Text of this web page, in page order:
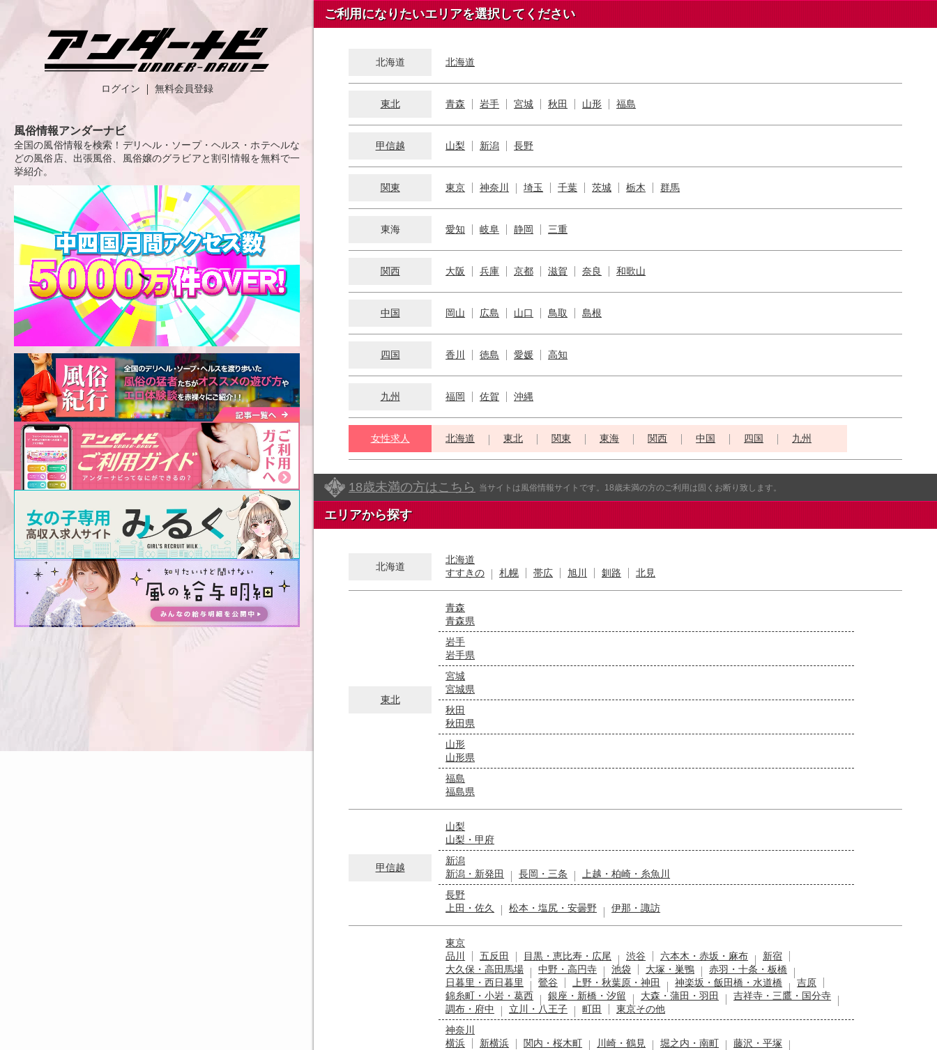
ログイン 無料会員登録
風俗情報アンダーナビ
全国の風俗情報を検索！デリヘル・ソープ・ヘルス・ホテヘルな
どの風俗店、出張風俗、風俗嬢のグラビアと割引情報を無料で一
挙紹介。
ご利用になりたいエリアを選択してください
北海道 北海道
東北 青森 岩手 宮城 秋田 山形 福島
甲信越 山梨 新潟 長野
関東 東京 神奈川 埼玉 千葉 茨城 栃木 群馬
東海 愛知 岐阜 静岡 三重
関西 大阪 兵庫 京都 滋賀 奈良 和歌山
中国 岡山 広島 山口 鳥取 島根
四国 香川 徳島 愛媛 高知
九州 福岡 佐賀 沖縄
女性求人 北海道 東北 関東 東海 関西 中国 四国 九州
18歳未満の方はこちら 当サイトは風俗情報サイトです。18歳未満の方のご利用は固くお断り致します。
エリアから探す
北海道
北海道
すすきの
札幌 帯広 旭川 釧路 北見
東北
青森
青森県
岩手
岩手県
宮城
宮城県
秋田
秋田県
山形
山形県
福島
福島県
甲信越
山梨
山梨・甲府
新潟
新潟・新発田
長岡・三条
上越・柏崎・糸魚川
長野
上田・佐久
松本・塩尻・安曇野 伊那・諏訪
東京
品川
五反田 目黒・恵比寿・広尾 渋谷 六本木・赤坂・麻布
新宿
大久保・高田馬場
中野・高円寺 池袋 大塚・巣鴨
赤羽・十条・板橋
日暮里・西日暮里
鶯谷 上野・秋葉原・神田 神楽坂・飯田橋・水道橋
吉原
錦糸町・小岩・葛西
銀座・新橋・汐留 大森・蒲田・羽田
吉祥寺・三鷹・国分寺
調布・府中
立川・八王子 町田
東京その他
神奈川
横浜
新横浜 関内・桜木町 川崎・鶴見 堀之内・南町
藤沢・平塚